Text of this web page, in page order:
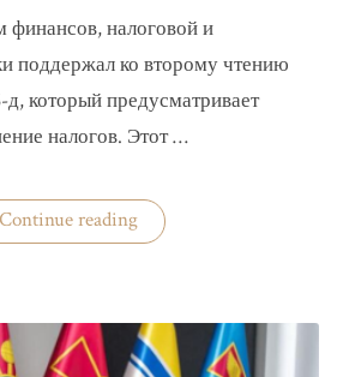
финансов, налоговой и
поддержал ко второму чтению
д, который предусматривает
налогов. Этот …
Continue reading«Комитет
ВР
налогов»